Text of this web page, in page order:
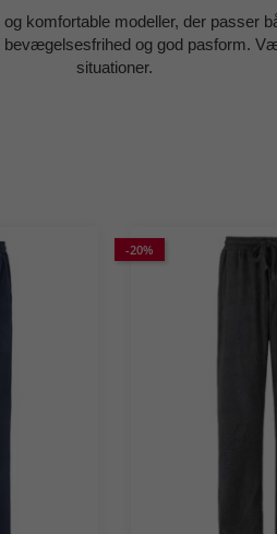
komfortable modeller, der passer
bevægelsesfrihed og god pasform.
situationer.
-20%